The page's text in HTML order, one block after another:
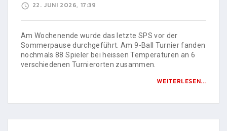
22. JUNI 2026, 17:39
Am Wochenende wurde das letzte SPS vor der
Sommerpause durchgeführt. Am 9-Ball Turnier fanden
nochmals 88 Spieler bei heissen Temperaturen an 6
verschiedenen Turnierorten zusammen.
WEITERLESEN...